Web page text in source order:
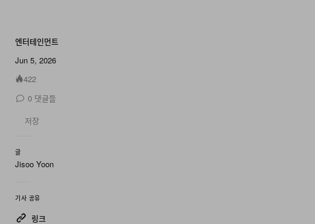
엔터테인먼트
Jun 5, 2026
422
0 댓글들
저장
글
Jisoo Yoon
기사 공유
링크